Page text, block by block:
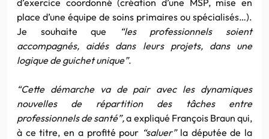
place d’une équipe de soins primaires ou spécialisés…).
Je souhaite que
“les professionnels soient
accompagnés, aidés dans leurs projets, dans une
logique de guichet unique”.
“Cette démarche va de pair avec les dynamiques
nouvelles de répartition des tâches entre
professionnels de santé”,a expliqué François Braun qui,
à ce titre, en a profité pour “saluer” la députée de la